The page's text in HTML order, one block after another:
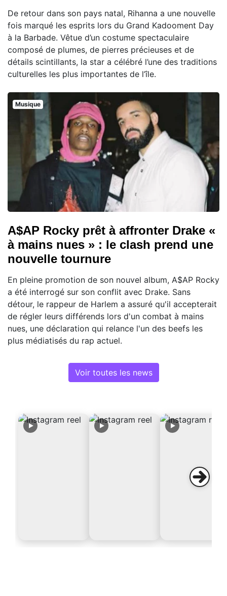
De retour dans son pays natal, Rihanna a une nouvelle
fois marqué les esprits lors du Grand Kadooment Day
à la Barbade. Vêtue d’un costume spectaculaire
composé de plumes, de pierres précieuses et de
détails scintillants, la star a célébré l’une des traditions
culturelles les plus importantes de l’île.
Musique
A$AP Rocky prêt à affronter Drake «
à mains nues » : le clash prend une
nouvelle tournure
En pleine promotion de son nouvel album, A$AP Rocky
a été interrogé sur son conflit avec Drake. Sans
détour, le rappeur de Harlem a assuré qu'il accepterait
de régler leurs différends lors d'un combat à mains
nues, une déclaration qui relance l'un des beefs les
plus médiatisés du rap actuel.
Voir toutes les news